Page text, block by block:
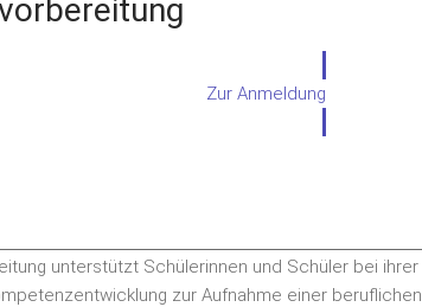
Zur Anmeldung
unterstützt Schülerinnen und Schüler bei
zur Aufnahme einer